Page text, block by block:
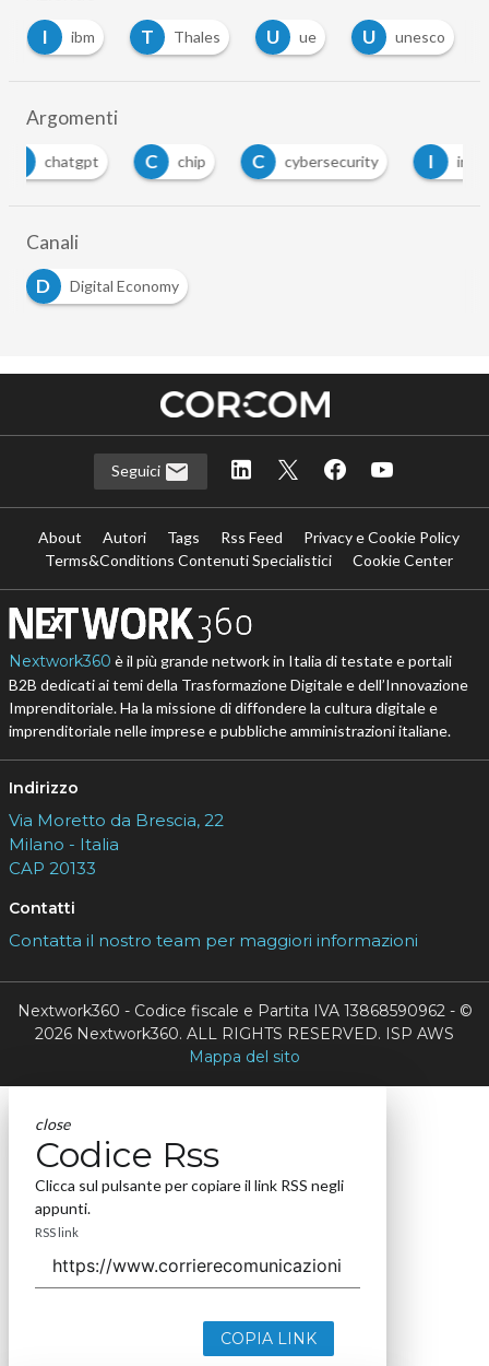
I
ibm T Thales U ue U unesco
Argomenti
C
chip C cybersecurity I intelligenza
Canali
D
Digital Economy
Seguici
About Autori Tags Rss Feed
Privacy e Cookie Policy
Terms&Conditions Contenuti Specialistici
Cookie Center
Nextwork360 è il più grande network in Italia di testate e portali
B2B dedicati ai temi della Trasformazione Digitale e dell’Innovazione
Imprenditoriale. Ha la missione di diffondere la cultura digitale e
imprenditoriale nelle imprese e pubbliche amministrazioni italiane.
Indirizzo
Via Moretto da Brescia, 22
Milano - Italia
CAP 20133
Contatti
Contatta il nostro team per maggiori informazioni
Nextwork360 - Codice fiscale e Partita IVA 13868590962 - ©
2026 Nextwork360. ALL RIGHTS RESERVED. ISP AWS
Mappa del sito
close
Codice Rss
Clicca sul pulsante per copiare il link RSS negli
appunti.
RSS link
COPIA LINK